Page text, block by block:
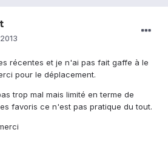
récentes et je n'ai pas fait gaffe à le
pour le déplacement.
trop mal mais limité en terme de
favoris ce n'est pas pratique du tout.